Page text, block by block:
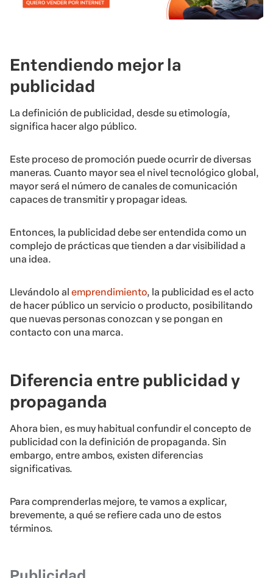
Entendiendo mejor la
publicidad
La definición de publicidad, desde su etimología,
significa hacer algo público.
Este proceso de promoción puede ocurrir de diversas
maneras. Cuanto mayor sea el nivel tecnológico global,
mayor será el número de canales de comunicación
capaces de transmitir y propagar ideas.
Entonces, la publicidad debe ser entendida como un
complejo de prácticas que tienden a dar visibilidad a
una idea.
Llevándolo al emprendimiento, la publicidad es el acto
de hacer público un servicio o producto, posibilitando
que nuevas personas conozcan y se pongan en
contacto con una marca.
Diferencia entre publicidad y
propaganda
Ahora bien, es muy habitual confundir el concepto de
publicidad con la definición de propaganda. Sin
embargo, entre ambos, existen diferencias
significativas.
Para comprenderlas mejore, te vamos a explicar,
brevemente, a qué se refiere cada uno de estos
términos.